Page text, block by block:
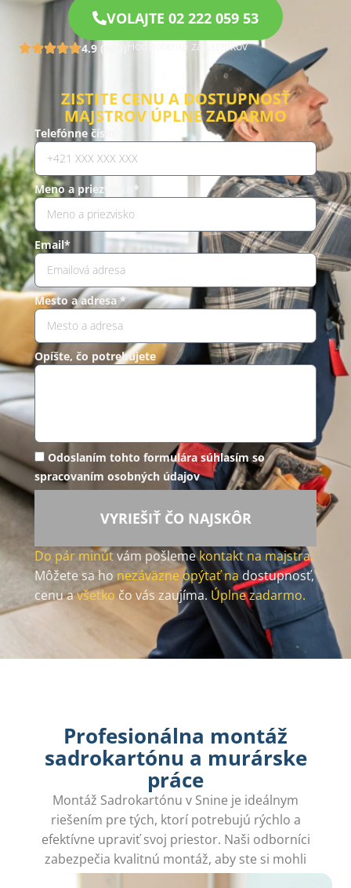
VOLAJTE 02 222 059 53
4.9 (960) Hodnotenia zákazníkov
ZISTITE CENU A DOSTUPNOSŤ
MAJSTROV ÚPLNE ZADARMO
Telefónne číslo *
Meno a priezvisko*
Email*
Mesto a adresa *
Opíšte, čo potrebujete
Odoslaním tohto formulára súhlasím so
spracovaním osobných údajov
VYRIEŠIŤ ČO NAJSKÔR
Do pár minútvám pošlemekontakt na majstra.
Môžete sa honezáväzne opýtať nadostupnosť,
cenu avšetko čo vás zaujíma.Úplne zadarmo.
Profesionálna montáž
sadrokartónu a murárske
práce
Montáž Sadrokartónu v Snine je ideálnym
riešením pre tých, ktorí potrebujú rýchlo a
efektívne upraviť svoj priestor. Naši odborníci
zabezpečia kvalitnú montáž, aby ste si mohli
užívať nový interiér bez stresu.